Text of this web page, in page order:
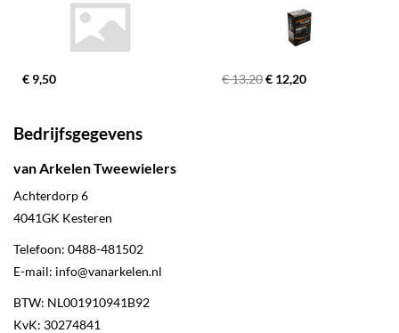
€ 9,50 € 13,20€ 12,20
Bedrijfsgegevens
van Arkelen Tweewielers
Achterdorp 6
4041GK Kesteren
Telefoon: 0488-481502
E-mail: info@vanarkelen.nl
BTW: NL001910941B92
KvK: 30274841